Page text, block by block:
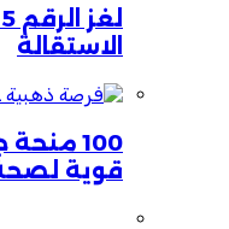
الاستقالة
100
قوية